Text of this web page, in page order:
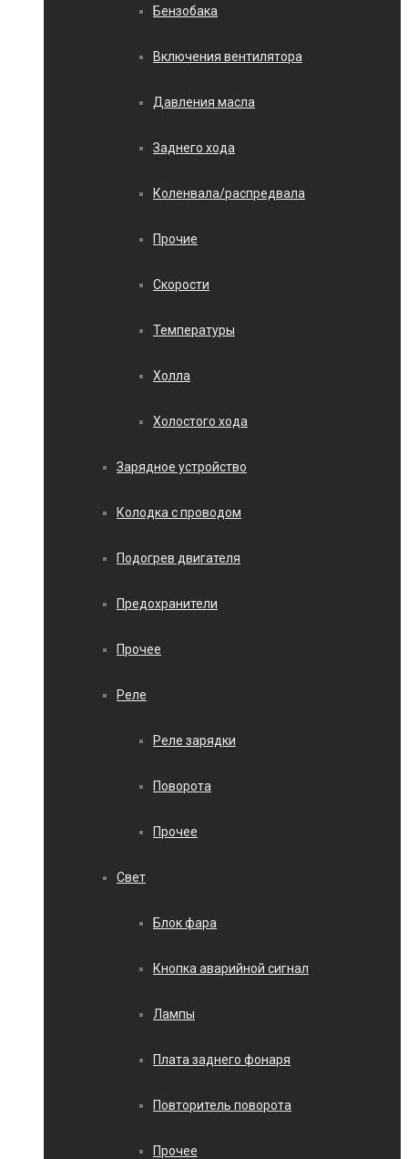
Бензобака
Включения вентилятора
Давления масла
Заднего хода
Коленвала/распредвала
Прочие
Скорости
Температуры
Холла
Холостого хода
Зарядное устройство
Колодка с проводом
Подогрев двигателя
Предохранители
Прочее
Реле
Реле зарядки
Поворота
Прочее
Свет
Блок фара
Кнопка аварийной сигнал
Лампы
Плата заднего фонаря
Повторитель поворота
Прочее